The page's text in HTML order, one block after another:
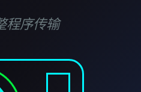
程序传输